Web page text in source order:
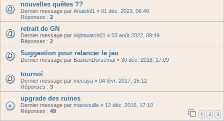
nouvelles quêtes ??
Dernier message par Anaislol1 « 01 déc. 2023, 06:49
Réponses : 2
retrait de GN
Dernier message par nightwatch01 « 03 août 2022, 09:49
Réponses : 2
Suggestion pour relancer le jeu
Dernier message par BastienDorsemai « 30 déc. 2018, 17:09
tournoi
Dernier message par mecaya « 04 févr. 2017, 15:12
Réponses : 3
upgrade des ruines
Dernier message par massouille « 12 déc. 2016, 17:10
Réponses : 49 1 2 3